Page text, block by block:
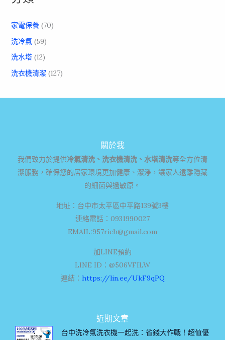
家電保養(70)
洗冷氣(59)
洗水塔(12)
洗衣機清潔 (127)
關於我
我們致力於提供冷氣清洗、洗衣機清洗、水塔清洗等全方位清
潔服務，確保您的居家環境更加健康、潔淨，讓家人遠離隱藏
的細菌與過敏原。
地址：台中市太平區中平路139號3樓
連絡電話：0931990027
EMAIL:957rich@gmail.com
加LINE預約
LINE ID：@506VFILW
連結： https://lin.ee/UkF9qPQ
近期文章
台中洗冷氣洗衣機一起洗：省錢大作戰！超值優